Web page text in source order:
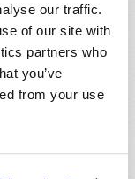
our traffic.
of our site with
partners who
you’ve
from your use